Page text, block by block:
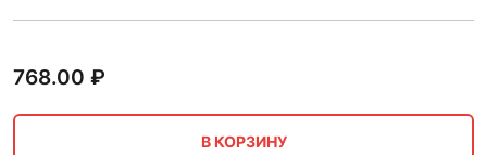
768.00 ₽
В КОРЗИНУ